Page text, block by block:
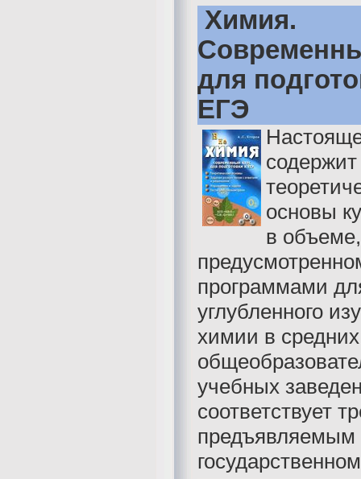
Химия.
для
ЕГЭ
содержит
основы
в объеме,
программами
углубленного
химии в средних
учебных
соответствует
предъявляемым